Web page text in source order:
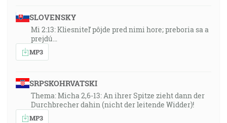
SLOVENSKY
Mi 2:13: Kliesniteľ pôjde pred nimi hore; preboria sa a
prejdú…
MP3
SRPSKOHRVATSKI
Thema: Micha 2,6-13: An ihrer Spitze zieht dann der
Durchbrecher dahin (nicht der leitende Widder)!
MP3